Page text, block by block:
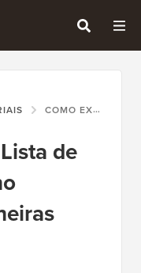
COMO EXIBIR UMA LISTA DE AUTORES DE BLOG NO WORDPRESS (2 MANEIRAS FÁCEIS)
de